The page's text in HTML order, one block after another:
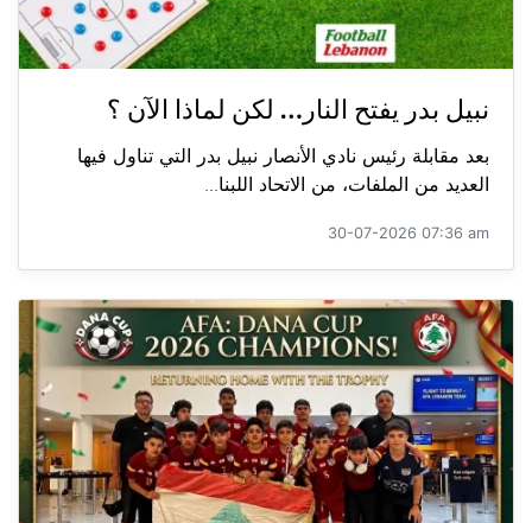
نبيل بدر يفتح النار… لكن لماذا الآن ؟
بعد مقابلة رئيس نادي الأنصار نبيل بدر التي تناول فيها
العديد من الملفات، من الاتحاد اللبنا...
30-07-2026 07:36 am